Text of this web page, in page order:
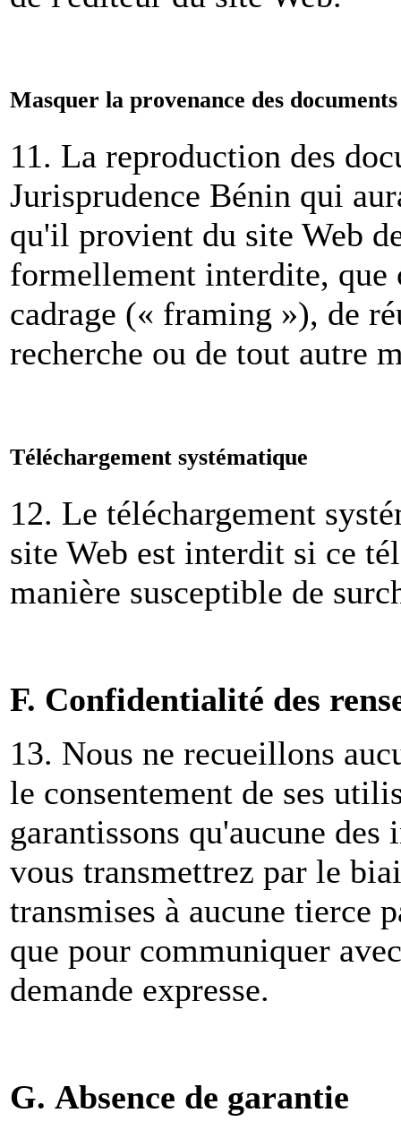
Masquer la provenance des
11. La reproduction des
Jurisprudence Bénin qui
qu'il provient du site Web
formellement interdite, que
cadrage (« framing »), de
recherche ou de tout autre
Téléchargement systématique
12. Le téléchargement
site Web est interdit si ce
manière susceptible de
F. Confidentialité des
13. Nous ne recueillons
le consentement de ses
garantissons qu'aucune
vous transmettrez par le
transmises à aucune tierce
que pour communiquer
demande expresse.
G. Absence de garantie